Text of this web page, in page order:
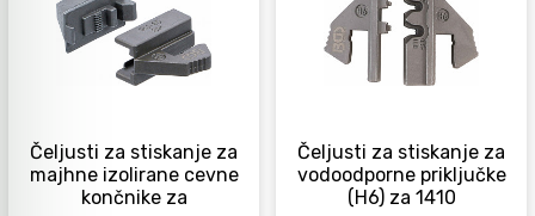
Čeljusti za stiskanje za
majhne izolirane cevne
končnike za
Čeljusti za stiskanje za
vodoodporne priključke
(H6) za 1410